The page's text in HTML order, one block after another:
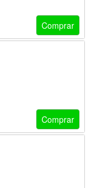
Comprar
Comprar